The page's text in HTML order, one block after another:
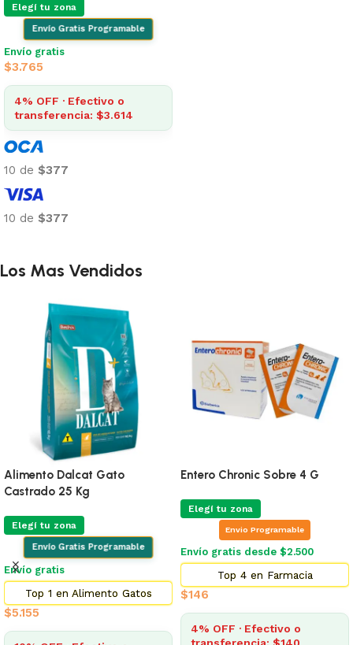
Elegí tu zona
Envío Gratis Programable
Envío gratis
$3.765
4% OFF · Efectivo o
transferencia: $3.614
10 de $377
10 de $377
Los Mas Vendidos
Alimento Dalcat Gato
Castrado 25 Kg
Elegí tu zona
Envío Gratis Programable
Envío gratis
Top 1 en Alimento Gatos
$5.155
Entero Chronic Sobre 4 G
Elegí tu zona
Envio Programable
Envío gratis desde $2.500
Top 4 en Farmacia
$146
4% OFF · Efectivo o